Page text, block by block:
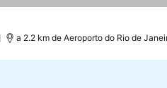
a 2.2 km de Aeroporto do Rio de